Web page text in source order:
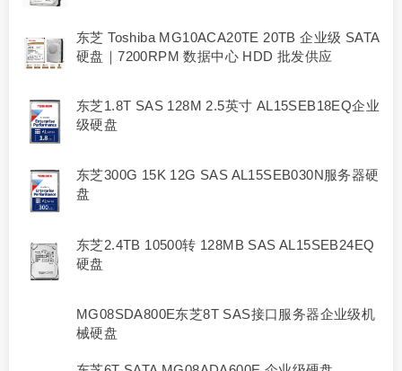
东芝 Toshiba MG10ACA20TE 20TB 企业级 SATA
硬盘｜7200RPM 数据中心 HDD 批发供应
东芝1.8T SAS 128M 2.5英寸 AL15SEB18EQ企业
级硬盘
东芝300G 15K 12G SAS AL15SEB030N服务器硬
盘
东芝2.4TB 10500转 128MB SAS AL15SEB24EQ
硬盘
MG08SDA800E东芝8T SAS接口服务器企业级机
械硬盘